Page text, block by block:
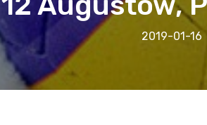
2019-01-16